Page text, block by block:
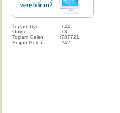
Toplam Üye :144
Online
:13
Toplam Gelen
:787721
Bugün Gelen
:242